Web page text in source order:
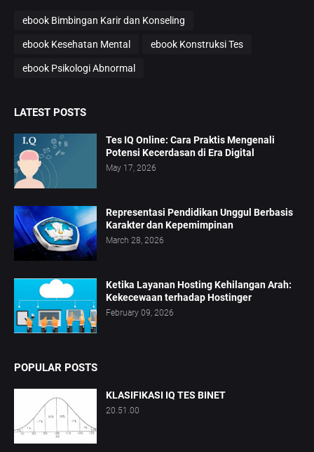
ebook Bimbingan Karir dan Konseling
ebook Kesehatan Mental ebook Konstruksi Tes
ebook Psikologi Abnormal
LATEST POSTS
Tes IQ Online: Cara Praktis Mengenali
Potensi Kecerdasan di Era Digital
May 17, 2026
Representasi Pendidikan Unggul Berbasis
Karakter dan Kepemimpinan
March 28, 2026
Ketika Layanan Hosting Kehilangan Arah:
Kekecewaan terhadap Hostinger
February 09, 2026
POPULAR POSTS
KLASIFIKASI IQ TES BINET
20.51.00